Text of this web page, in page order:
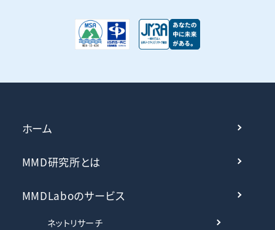
ホーム
MMD研究所とは
MMDLaboのサービス
ネットリサーチ